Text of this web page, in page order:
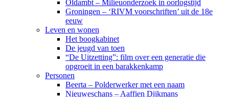
Oldambt – Milieuonderzoek in oorlogstijd
Groningen – ‘RIVM voorschriften’ uit de 18e
eeuw
Leven en wonen
Het boogkabinet
De jeugd van toen
“De Uitzetting”: film over een generatie die
opgroeit in een barakkenkamp
Personen
Beerta – Polderwerker met een naam
Nieuweschans – Aaffien Dijkmans